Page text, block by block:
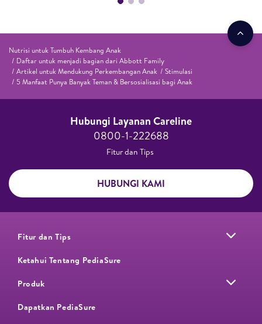
Nutrisi untuk Tumbuh Kembang Anak
Daftar untuk menjadi bagian dari Abbott Family
Artikel untuk Mendukung Perkembangan Anak
Stimulasi
5 Manfaat Punya Banyak Teman & Bersosialisasi bagi Anak
Hubungi Layanan Careline​
0800-1-222688​
Fitur dan Tips ​
HUBUNGI KAMI
Fitur dan Tips
Ketahui Tentang PediaSure
Produk
Dapatkan PediaSure